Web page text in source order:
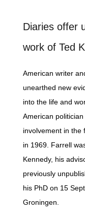
Diaries offer
work of Ted
American writer
unearthed new
into the life and
American
involvement in the
in 1969. Farrell
Kennedy, his
previously
his PhD on 15
Groningen.